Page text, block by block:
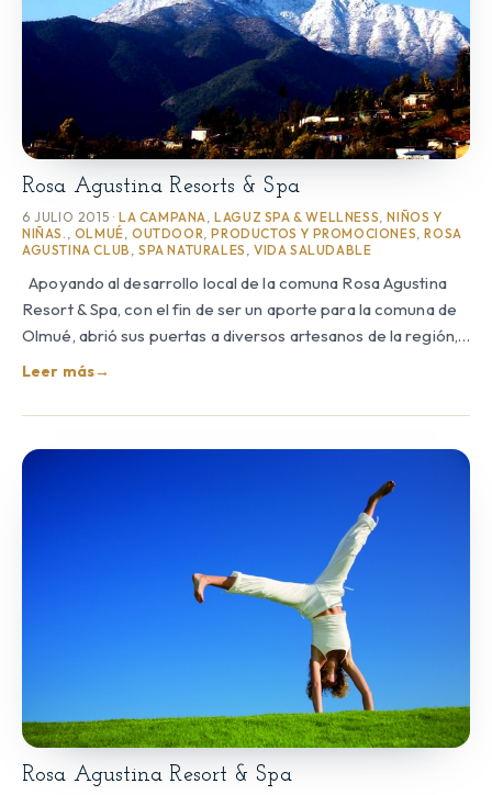
Rosa Agustina Resorts & Spa
6 JULIO 2015 · LA CAMPANA,LAGUZ SPA & WELLNESS,NIÑOS Y
NIÑAS. , OLMUÉ,OUTDOOR,PRODUCTOS Y PROMOCIONES,ROSA
AGUSTINA CLUB ,SPA NATURALES ,VIDA SALUDABLE
Apoyando al desarrollo local de la comuna Rosa Agustina
Resort & Spa, con el fin de ser un aporte para la comuna de
Olmué, abrió sus puertas a diversos artesanos de la región,…
Leer más→
Rosa Agustina Resort & Spa